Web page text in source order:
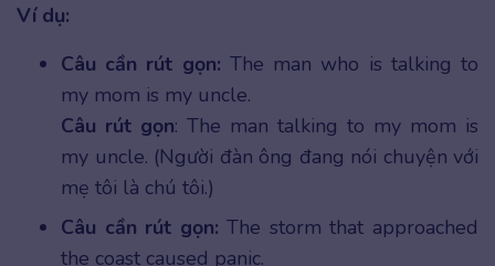
Ví dụ:
Câu cần rút gọn: The man who is talking to
my mom is my uncle.
Câu rút gọn: The man talking to my mom is
my uncle. (Người đàn ông đang nói chuyện với
mẹ tôi là chú tôi.)
Câu cần rút gọn:The storm that approached
the coast caused panic.